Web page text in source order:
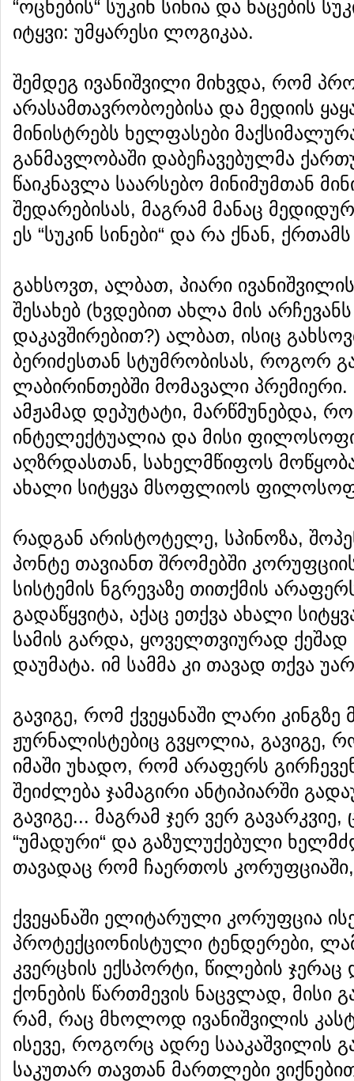
“ოცნების“ სუკინ სინია და ნაცების
იტყვი: უმყარესი ლოგიკაა.
შემდეგ ივანიშვილი მიხვდა, რომ
არასამთავრობოებისა და მედიის
მინისტრებს ხელფასები
განმავლობაში დაბეჩავებულმა
წაიკნავლა საარსებო მინიმუმთან
შედარებისას, მაგრამ მანაც
ეს “სუკინ სინები“ და რა ქნან,
გახსოვთ, ალბათ, პიარი
შესახებ (ხვდებით ახლა მის
დაკავშირებით?) ალბათ, ისიც
ბერიძესთან სტუმრობისას,
ლაბირინთებში მომავალი პრემიერი.
ამჟამად დეპუტატი, მარწმუნებდა,
ინტელექტუალია და მისი
აღზრდასთან, სახელმწიფოს
ახალი სიტყვა მსოფლიოს
რადგან არისტოტელე, სპინოზა,
პონტე თავიანთ შრომებში
სისტემის ნგრევაზე თითქმის
გადაწყვიტა, აქაც ეთქვა ახალი
სამის გარდა, ყოველთვიურად
დაუმატა. იმ სამმა კი თავად თქვა
გავიგე, რომ ქვეყანაში ლარი
ჟურნალისტებიც გვყოლია, გავიგე,
იმაში უხადო, რომ არაფერს
შეიძლება ჯამაგირი ანტიპიარში
გავიგე... მაგრამ ჯერ ვერ
“უმადური“ და გაზულუქებული
თავადაც რომ ჩაერთოს კორუფციაში,
ქვეყანაში ელიტარული კორუფცია
პროტექციონისტული ტენდერები,
კვერცხის ექსპორტი, წილების
ქონების წართმევის ნაცვლად, მისი
რამ, რაც მხოლოდ ივანიშვილის
ისევე, როგორც ადრე სააკაშვილის
საკუთარ თავთან მართლები